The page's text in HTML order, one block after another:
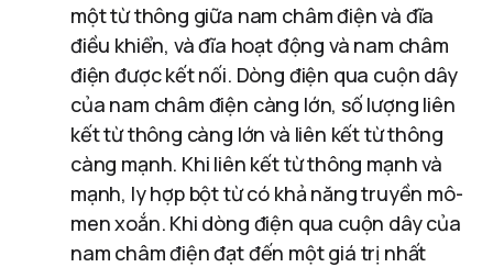
một từ thông giữa nam châm điện và đĩa
điều khiển, và đĩa hoạt động và nam châm
điện được kết nối. Dòng điện qua cuộn dây
của nam châm điện càng lớn, số lượng liên
kết từ thông càng lớn và liên kết từ thông
càng mạnh. Khi liên kết từ thông mạnh và
mạnh, ly hợp bột từ có khả năng truyền mô-
men xoắn. Khi dòng điện qua cuộn dây của
nam châm điện đạt đến một giá trị nhất